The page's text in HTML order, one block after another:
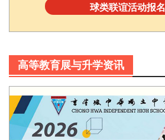
球类联谊活动报名
高等教育展与升学资讯